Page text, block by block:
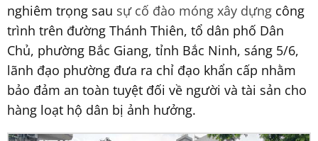
nghiêm trọng sau sự cố đào móng xây dựng công
trình trên đường Thánh Thiên, tổ dân phố Dân
Chủ, phường Bắc Giang, tỉnh Bắc Ninh, sáng 5/6,
lãnh đạo phường đưa ra chỉ đạo khẩn cấp nhằm
bảo đảm an toàn tuyệt đối về người và tài sản cho
hàng loạt hộ dân bị ảnh hưởng.